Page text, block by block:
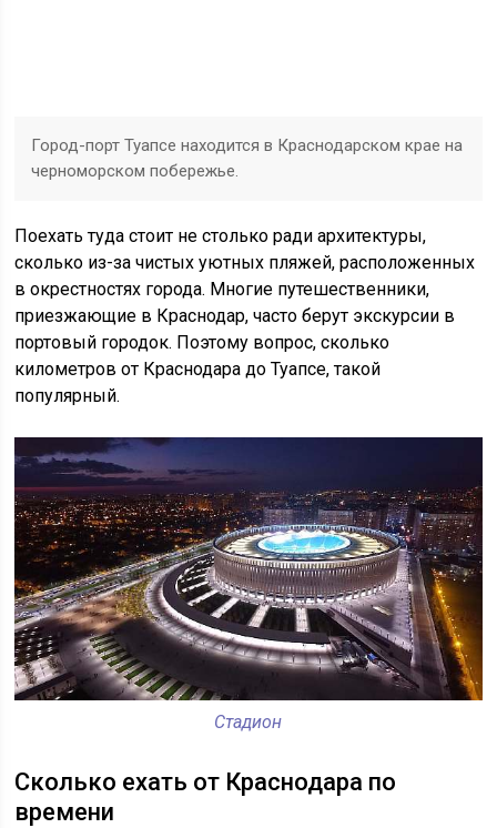
Город-порт Туапсе находится в Краснодарском крае на
черноморском побережье.
Поехать туда стоит не столько ради архитектуры,
сколько из-за чистых уютных пляжей, расположенных
в окрестностях города. Многие путешественники,
приезжающие в Краснодар, часто берут экскурсии в
портовый городок. Поэтому вопрос, сколько
километров от Краснодара до Туапсе, такой
популярный.
Стадион
Сколько ехать от Краснодара по
времени